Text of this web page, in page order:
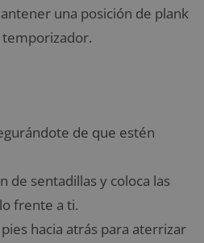
una posición de plank
temporizador.
de que estén
de sentadillas y coloca las
frente a ti.
hacia atrás para aterrizar